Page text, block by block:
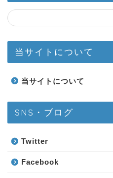
当サイトについて
当サイトについて
SNS・ブログ
Twitter
Facebook